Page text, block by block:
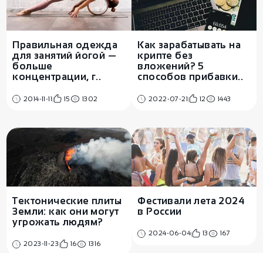
Правильная одежда
для занятий йогой —
больше
концентрации, г..
2014-11-11 15 1302
Как зарабатывать на
крипте без
вложений? 5
способов прибавки..
2022-07-21 12 1443
Тектонические плиты
Земли: как они могут
угрожать людям?
2023-11-23 16 1316
Фестивали лета 2024
в России
2024-06-04 13 167